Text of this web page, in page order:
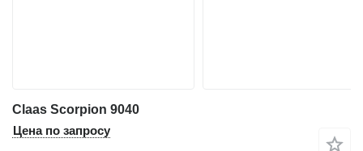
Claas Scorpion 9040
Цена по запросу